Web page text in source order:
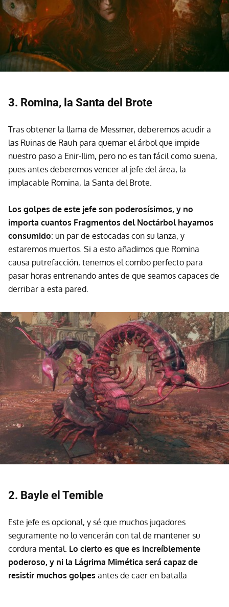
3. Romina, la Santa del Brote
Tras obtener la llama de Messmer, deberemos acudir a
las Ruinas de Rauh para quemar el árbol que impide
nuestro paso a Enir-Ilim, pero no es tan fácil como suena,
pues antes deberemos vencer al jefe del área, la
implacable Romina, la Santa del Brote.
Los golpes de este jefe son poderosísimos, y no
importa cuantos Fragmentos del Noctárbol hayamos
consumido: un par de estocadas con su lanza, y
estaremos muertos. Si a esto añadimos que Romina
causa putrefacción, tenemos el combo perfecto para
pasar horas entrenando antes de que seamos capaces de
derribar a esta pared.
2. Bayle el Temible
Este jefe es opcional, y sé que muchos jugadores
seguramente no lo vencerán con tal de mantener su
cordura mental. Lo cierto es que es increíblemente
poderoso, y ni la Lágrima Mimética será capaz de
resistir muchos golpes antes de caer en batalla